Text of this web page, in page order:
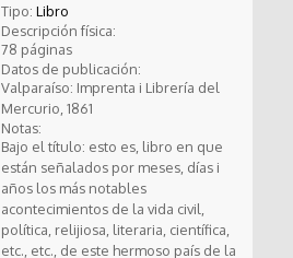
Tipo: Libro
Descripción física:
78 páginas
Datos de publicación:
Valparaíso: Imprenta i Librería del
Mercurio, 1861
Notas:
Bajo el título: esto es, libro en que
están señalados por meses, días i
años los más notables
acontecimientos de la vida civil,
política, relijiosa, literaria, científica,
etc., etc., de este hermoso país de la